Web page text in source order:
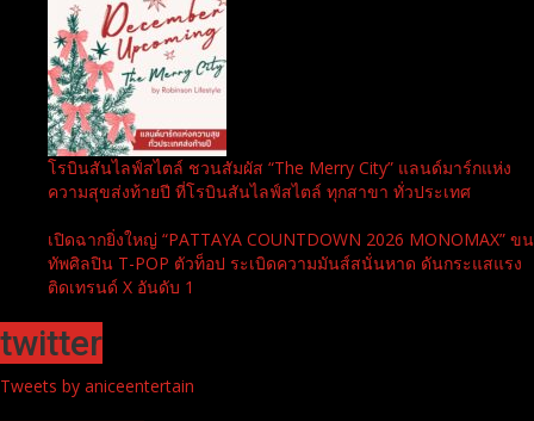
โรบินสันไลฟ์สไตล์ ชวนสัมผัส “The Merry City” แลนด์มาร์กแห่ง
ความสุขส่งท้ายปี ที่โรบินสันไลฟ์สไตล์ ทุกสาขา ทั่วประเทศ
เปิดฉากยิ่งใหญ่ “PATTAYA COUNTDOWN 2026 MONOMAX” ขน
ทัพศิลปิน T-POP ตัวท็อป ระเบิดความมันส์สนั่นหาด ดันกระแสแรง
ติดเทรนด์ X อันดับ 1
twitter
Tweets by aniceentertain